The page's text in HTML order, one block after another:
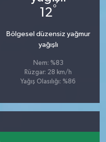
12°
Bölgesel düzensiz yağmur
yağışlı
Nem: %83
Rüzgar: 28 km/h
Yağış Olasılığı: %86